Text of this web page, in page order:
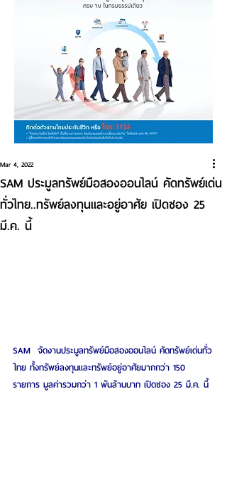
SAM ประมูลทรัพย์มือสองออนไลน์ คัดทรัพย์เด่น
ทั่วไทย..ทรัพย์ลงทุนและอยู่อาศัย เปิดซอง 25
มี.ค. นี้
Mar 4, 2022
SAM  จัดงานประมูลทรัพย์มือสองออนไลน์ คัดทรัพย์เด่นทั่ว
ไทย ทั้งทรัพย์ลงทุนและทรัพย์อยู่อาศัยมากกว่า 150
รายการ มูลค่ารวมกว่า 1 พันล้านบาท เปิดซอง 25 มี.ค. นี้